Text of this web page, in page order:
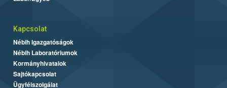
Kapcsolat
Nébih Igazgatóságok
Nébih Laboratóriumok
Kormányhivatalok
Sajtókapcsolat
Ügyfélszolgálat